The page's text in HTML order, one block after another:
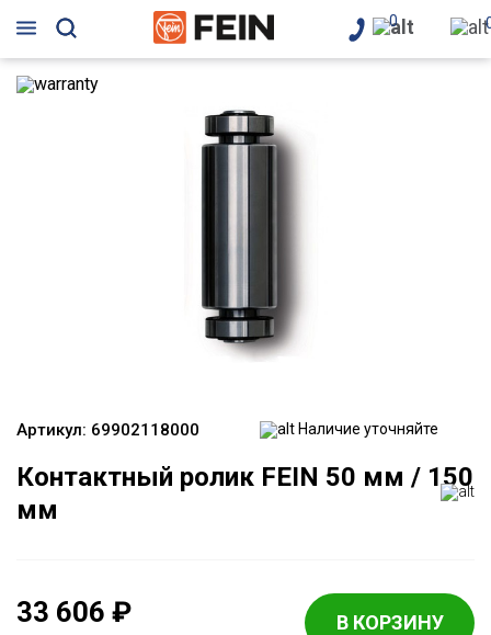
0
Артикул: 69902118000 Наличие уточняйте
Контактный ролик FEIN 50 мм / 150
мм
33 606 ₽ В КОРЗИНУ